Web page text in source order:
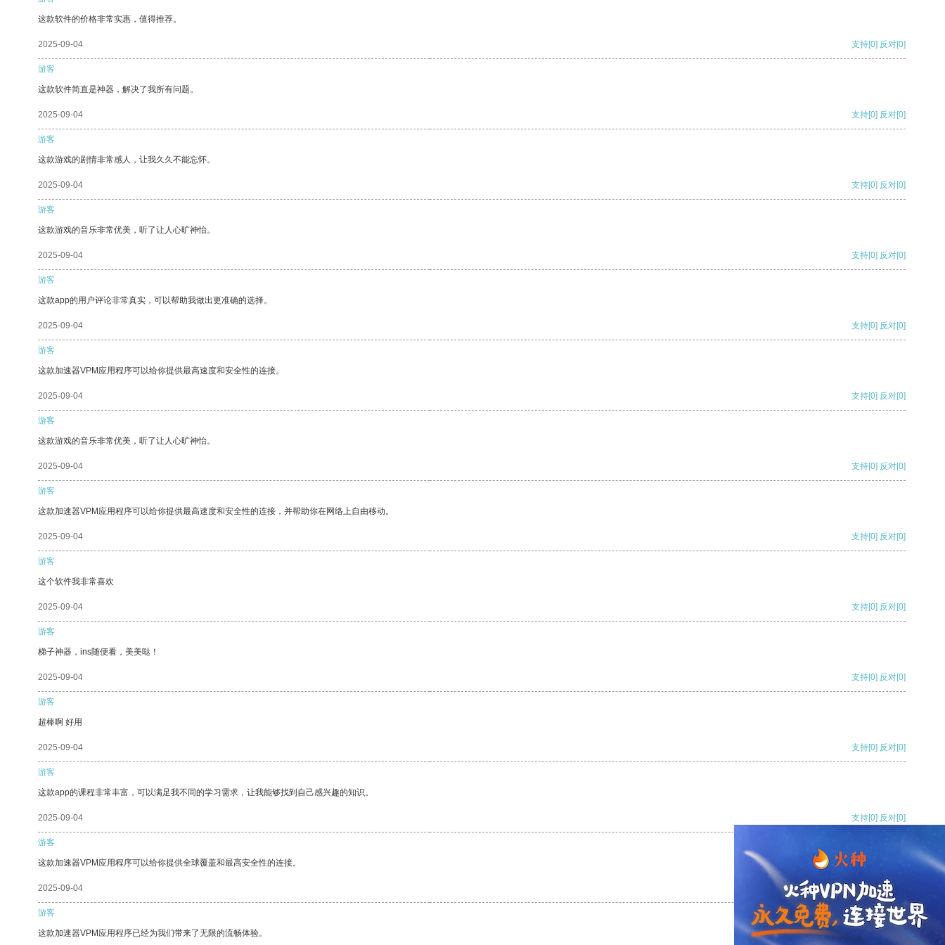
这款软件的价格非常实惠，值得推荐。
2025-09-04 支持[0] 反对[0]
游客
这款软件简直是神器，解决了我所有问题。
2025-09-04 支持[0] 反对[0]
游客
这款游戏的剧情非常感人，让我久久不能忘怀。
2025-09-04 支持[0] 反对[0]
游客
这款游戏的音乐非常优美，听了让人心旷神怡。
2025-09-04 支持[0] 反对[0]
游客
这款app的用户评论非常真实，可以帮助我做出更准确的选择。
2025-09-04 支持[0] 反对[0]
游客
这款加速器VPM应用程序可以给你提供最高速度和安全性的连接。
2025-09-04 支持[0] 反对[0]
游客
这款游戏的音乐非常优美，听了让人心旷神怡。
2025-09-04 支持[0] 反对[0]
游客
这款加速器VPM应用程序可以给你提供最高速度和安全性的连接，并帮助你在网络上自由移动。
2025-09-04 支持[0] 反对[0]
游客
这个软件我非常喜欢
2025-09-04 支持[0] 反对[0]
游客
梯子神器，ins随便看，美美哒！
2025-09-04 支持[0] 反对[0]
游客
超棒啊 好用
2025-09-04 支持[0] 反对[0]
游客
这款app的课程非常丰富，可以满足我不同的学习需求，让我能够找到自己感兴趣的知识。
2025-09-04 支持[0] 反对[0]
游客
这款加速器VPM应用程序可以给你提供全球覆盖和最高安全性的连接。
2025-09-04 支持[0] 反对
游客
这款加速器VPM应用程序已经为我们带来了无限的流畅体验。